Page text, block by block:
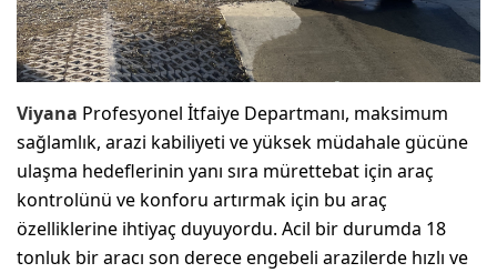
Viyana Profesyonel İtfaiye Departmanı, maksimum
sağlamlık, arazi kabiliyeti ve yüksek müdahale gücüne
ulaşma hedeflerinin yanı sıra mürettebat için araç
kontrolünü ve konforu artırmak için bu araç
özelliklerine ihtiyaç duyuyordu. Acil bir durumda 18
tonluk bir aracı son derece engebeli arazilerde hızlı ve